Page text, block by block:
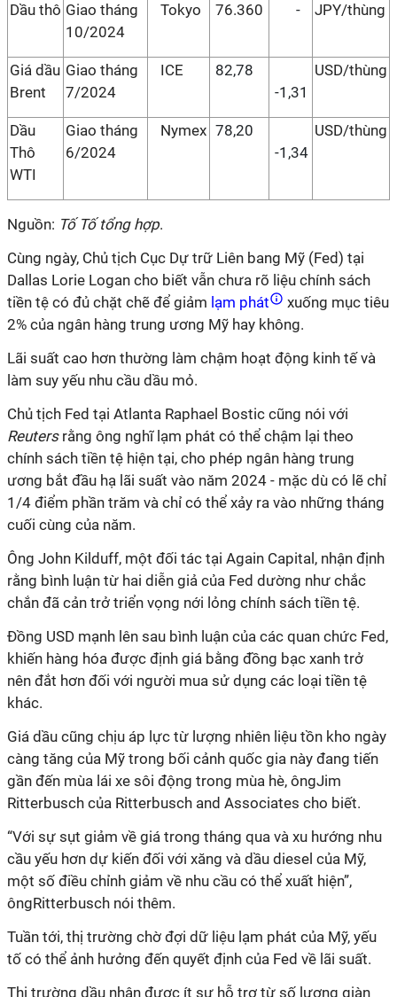
Dầu thô Giao tháng
10/2024
Tokyo 76.360 - JPY/thùng
Giá dầu
Brent
Giao tháng
7/2024
ICE
82,78
-1,31
USD/thùng
Dầu
Thô
WTI
Giao tháng
6/2024
Nymex 78,20
-1,34
USD/thùng
Nguồn: Tố Tố tổng hợp.
Cùng ngày, Chủ tịch Cục Dự trữ Liên bang Mỹ (Fed) tại
Dallas Lorie Logan cho biết vẫn chưa rõ liệu chính sách
tiền tệ có đủ chặt chẽ để giảm lạm phát
xuống mục tiêu
2% của ngân hàng trung ương Mỹ hay không.
Lãi suất cao hơn thường làm chậm hoạt động kinh tế và
làm suy yếu nhu cầu dầu mỏ.
Chủ tịch Fed tại Atlanta Raphael Bostic cũng nói với
Reutersrằng ông nghĩ lạm phát có thể chậm lại theo
chính sách tiền tệ hiện tại, cho phép ngân hàng trung
ương bắt đầu hạ lãi suất vào năm 2024 - mặc dù có lẽ chỉ
1/4 điểm phần trăm và chỉ có thể xảy ra vào những tháng
cuối cùng của năm.
Ông John Kilduff, một đối tác tại Again Capital, nhận định
rằng bình luận từ hai diễn giả của Fed dường như chắc
chắn đã cản trở triển vọng nới lỏng chính sách tiền tệ.
Đồng USD mạnh lên sau bình luận của các quan chức Fed,
khiến hàng hóa được định giá bằng đồng bạc xanh trở
nên đắt hơn đối với người mua sử dụng các loại tiền tệ
khác.
Giá dầu cũng chịu áp lực từ lượng nhiên liệu tồn kho ngày
càng tăng của Mỹ trong bối cảnh quốc gia này đang tiến
gần đến mùa lái xe sôi động trong mùa hè, ôngJim
Ritterbusch của Ritterbusch and Associates cho biết.
“Với sự sụt giảm về giá trong tháng qua và xu hướng nhu
cầu yếu hơn dự kiến ​​đối với xăng và dầu diesel của Mỹ,
một số điều chỉnh giảm về nhu cầu có thể xuất hiện”,
ôngRitterbusch nói thêm.
Tuần tới, thị trường chờ đợi dữ liệu lạm phát của Mỹ, yếu
tố có thể ảnh hưởng đến quyết định của Fed về lãi suất.
Thị trường dầu nhận được ít sự hỗ trợ từ số lượng giàn